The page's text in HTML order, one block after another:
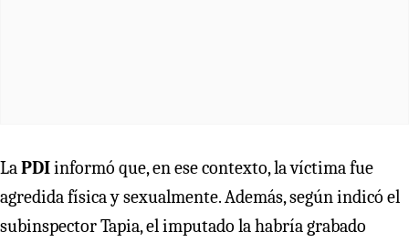
LaPDIinformó que, en ese contexto, la víctima fue
agredida física y sexualmente. Además, según indicó el
subinspector Tapia, el imputado la habría grabado